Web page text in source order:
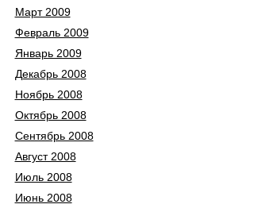
Март 2009
Февраль 2009
Январь 2009
Декабрь 2008
Ноябрь 2008
Октябрь 2008
Сентябрь 2008
Август 2008
Июль 2008
Июнь 2008